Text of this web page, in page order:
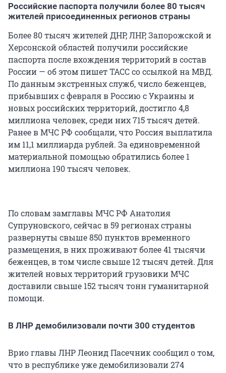
Российские паспорта получили более 80 тысяч
жителей присоединенных регионов страны
Более 80 тысяч жителей ДНР, ЛНР, Запорожской и
Херсонской областей получили российские
паспорта после вхождения территорий в состав
России — об этом пишет ТАСС со ссылкой на МВД.
По данным экстренных служб, число беженцев,
прибывших с февраля в Россию с Украины и
новых российских территорий, достигло 4,8
миллиона человек, среди них 715 тысяч детей.
Ранее в МЧС РФ сообщали, что Россия выплатила
им 11,1 миллиарда рублей. За единовременной
материальной помощью обратились более 1
миллиона 190 тысяч человек.
По словам замглавы МЧС РФ Анатолия
Супруновского, сейчас в 59 регионах страны
развернуты свыше 850 пунктов временного
размещения, в них проживают более 41 тысячи
беженцев, в том числе свыше 12 тысяч детей. Для
жителей новых территорий грузовики МЧС
доставили свыше 152 тысяч тонн гуманитарной
помощи.
В ЛНР демобилизовали почти 300 студентов
Врио главы ЛНР Леонид Пасечник сообщил о том,
что в республике уже демобилизовали 274